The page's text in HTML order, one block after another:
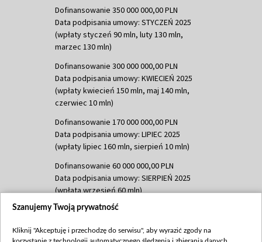
Dofinansowanie 350 000 000,00 PLN
Data podpisania umowy: STYCZEŃ 2025
(wpłaty styczeń 90 mln, luty 130 mln,
marzec 130 mln)
Dofinansowanie 300 000 000,00 PLN
Data podpisania umowy: KWIECIEŃ 2025
(wpłaty kwiecień 150 mln, maj 140 mln,
czerwiec 10 mln)
Dofinansowanie 170 000 000,00 PLN
Data podpisania umowy: LIPIEC 2025
(wpłaty lipiec 160 mln, sierpień 10 mln)
Dofinansowanie 60 000 000,00 PLN
Data podpisania umowy: SIERPIEŃ 2025
(wpłata wrzesień 60 mln)
Dofinansowanie 635 783 051,21 PLN
(wpłata wrzesień 100 mln, październik 350
Szanujemy Twoją prywatność
Kliknij "Akceptuję i przechodzę do serwisu", aby wyrazić zgody na